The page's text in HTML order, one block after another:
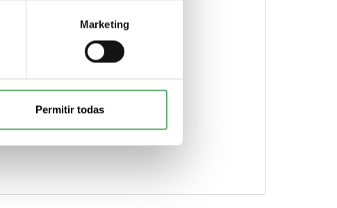
Marketing
Permitir todas
en el icono.